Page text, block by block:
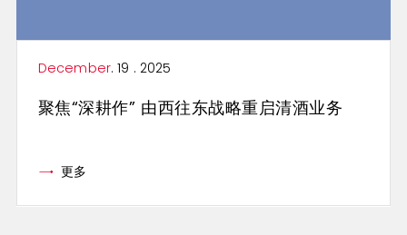
December. 19 . 2025
聚焦“深耕作” 由西往东战略重启清酒业务
更多